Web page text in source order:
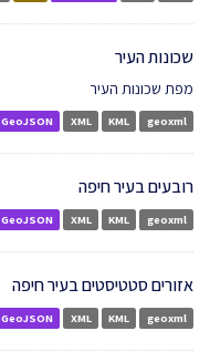
שכונות העיר
מפת שכונות העיר
GeoJSON XML KML geoxml
רובעים בעיר חיפה
GeoJSON XML KML geoxml
אזורים סטטיסטים בעיר חיפה
GeoJSON XML KML geoxml